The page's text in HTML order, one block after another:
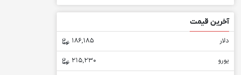
آخرین قیمت
دلار
186,185
یورو
215,230